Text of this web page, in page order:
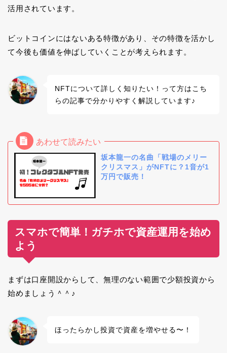
活用されています。
ビットコインにはないある特徴があり、その特徴を活かし
て今後も価値を伸ばしていくことが考えられます。
NFTについて詳しく知りたい！って方はこち
らの記事で分かりやすく解説しています♪
坂本龍一の名曲「戦場のメリー
クリスマス」がNFTに？1音が1
万円で販売！
スマホで簡単！ガチホで資産運用を始め
よう
まずは口座開設からして、無理のない範囲で少額投資から
始めましょう＾＾♪
ほったらかし投資で資産を増やせる〜！